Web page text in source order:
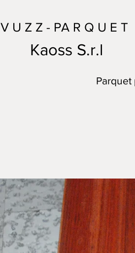
V U Z Z - PA R Q U E T
Parquet
Kaoss S.r.l